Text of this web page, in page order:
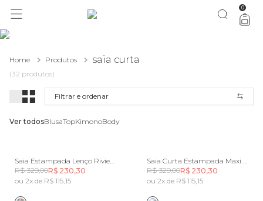
você merece 30% OFF pra comemorar com a gente aproveita! 0
Home Produtos saia curta
(32 produtos)
Filtrar e ordenar
Ver todosBlusaTopKimonoBody
Saia Estampada Lenço Riviera
R$ 329,00R$ 230,30
ou 2x de R$ 115,15
Saia Curta Estampada Maxi Conchas
R$ 329,00R$ 230,30
ou 2x de R$ 115,15